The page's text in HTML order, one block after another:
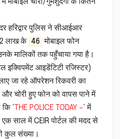
में मोबाइल चोरी/गुमशुदगी के कितने
हरिद्वार पुलिस ने सीआईआर
लाख के 46 मोबाइल फोन
मालिकों तक पहुँचाया गया है।
आइडेंटिटी रजिस्टर)
जा रहे ऑपरेशन रिकवरी का
चोरी हुए फोन को वापस पाने में
‘THE POLICE TODAY –‘ में
एक साल में CEIR पोर्टल की मदद से
कुल संख्या।